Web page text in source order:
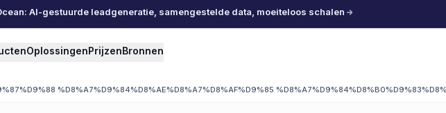
AI-gestuurde leadgeneratie, samengestelde data, moeiteloos schalen
OplossingenPrijzenBronnen
%D8%A7%D9%84%D8%AE%D8%A7%D8%AF%D9%85